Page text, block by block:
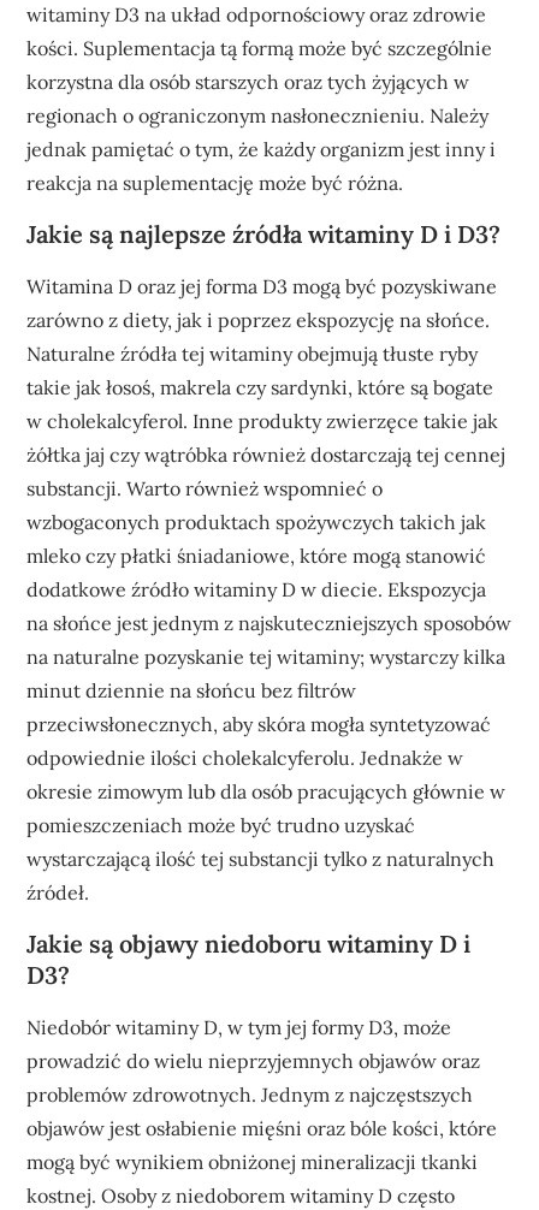
witaminy D3 na układ odpornościowy oraz zdrowie
kości. Suplementacja tą formą może być szczególnie
korzystna dla osób starszych oraz tych żyjących w
regionach o ograniczonym nasłonecznieniu. Należy
jednak pamiętać o tym, że każdy organizm jest inny i
reakcja na suplementację może być różna.
Jakie są najlepsze źródła witaminy D i D3?
Witamina D oraz jej forma D3 mogą być pozyskiwane
zarówno z diety, jak i poprzez ekspozycję na słońce.
Naturalne źródła tej witaminy obejmują tłuste ryby
takie jak łosoś, makrela czy sardynki, które są bogate
w cholekalcyferol. Inne produkty zwierzęce takie jak
żółtka jaj czy wątróbka również dostarczają tej cennej
substancji. Warto również wspomnieć o
wzbogaconych produktach spożywczych takich jak
mleko czy płatki śniadaniowe, które mogą stanowić
dodatkowe źródło witaminy D w diecie. Ekspozycja
na słońce jest jednym z najskuteczniejszych sposobów
na naturalne pozyskanie tej witaminy; wystarczy kilka
minut dziennie na słońcu bez filtrów
przeciwsłonecznych, aby skóra mogła syntetyzować
odpowiednie ilości cholekalcyferolu. Jednakże w
okresie zimowym lub dla osób pracujących głównie w
pomieszczeniach może być trudno uzyskać
wystarczającą ilość tej substancji tylko z naturalnych
źródeł.
Jakie są objawy niedoboru witaminy D i
D3?
Niedobór witaminy D, w tym jej formy D3, może
prowadzić do wielu nieprzyjemnych objawów oraz
problemów zdrowotnych. Jednym z najczęstszych
objawów jest osłabienie mięśni oraz bóle kości, które
mogą być wynikiem obniżonej mineralizacji tkanki
kostnej. Osoby z niedoborem witaminy D często